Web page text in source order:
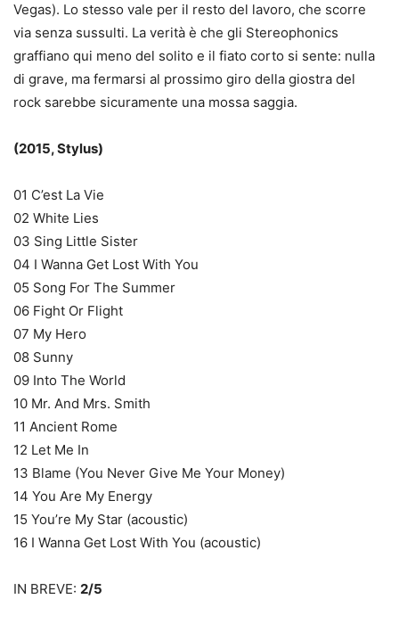
Vegas). Lo stesso vale per il resto del lavoro, che scorre
via senza sussulti. La verità è che gli Stereophonics
graffiano qui meno del solito e il fiato corto si sente: nulla
di grave, ma fermarsi al prossimo giro della giostra del
rock sarebbe sicuramente una mossa saggia.
(2015, Stylus)
01 C’est La Vie
02 White Lies
03 Sing Little Sister
04 I Wanna Get Lost With You
05 Song For The Summer
06 Fight Or Flight
07 My Hero
08 Sunny
09 Into The World
10 Mr. And Mrs. Smith
11 Ancient Rome
12 Let Me In
13 Blame (You Never Give Me Your Money)
14 You Are My Energy
15 You’re My Star (acoustic)
16 I Wanna Get Lost With You (acoustic)
IN BREVE: 2/5